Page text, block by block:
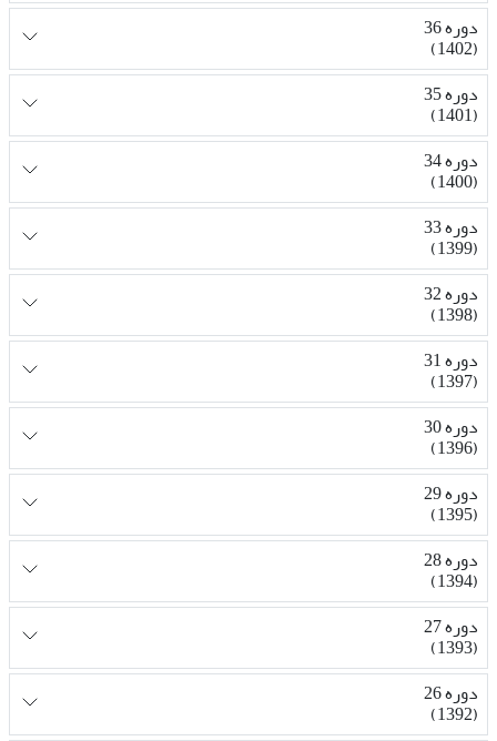
دوره 36
(1402)
دوره 35
(1401)
دوره 34
(1400)
دوره 33
(1399)
دوره 32
(1398)
دوره 31
(1397)
دوره 30
(1396)
دوره 29
(1395)
دوره 28
(1394)
دوره 27
(1393)
دوره 26
(1392)